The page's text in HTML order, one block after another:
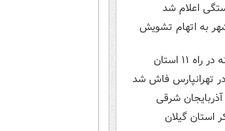
اعلام شد
در بهشهر به اتهام تشویش
۱۱ استان
آذربایجان شرقی
استان گیلان